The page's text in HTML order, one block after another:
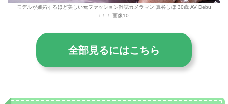
モデルが嫉妬するほど美しい元ファッション雑誌カメラマン 真谷しほ 30歳 AV Debu
t！！ 画像10
全部見るにはこちら